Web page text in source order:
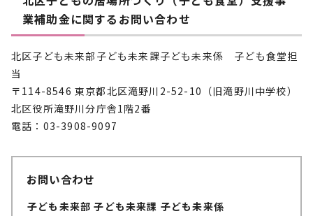
業補助金に関するお問い合わせ
北区子ども未来部子ども未来課子ども未来係 子ども食堂担
当
〒114-8546 東京都北区滝野川2-52-10（旧滝野川中学校）
北区役所滝野川分庁舎1階2番
電話：03-3908-9097
お問い合わせ
子ども未来部 子ども未来課 子ども未来係